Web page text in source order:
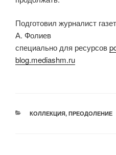
Подготовил журналист
А. Фолиев
специально для ресурсов
blog.mediashm.ru
РУБРИКИ
КОЛЛЕКЦИЯ, ПРЕОДОЛЕНИЕ